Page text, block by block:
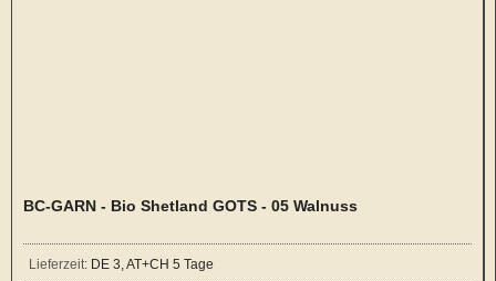
BC-GARN - Bio Shetland GOTS - 05 Walnuss
Lieferzeit: DE 3, AT+CH 5 Tage